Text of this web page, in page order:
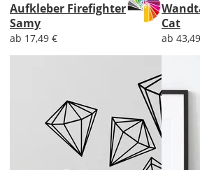
Aufkleber Firefighter
Samy
ab 17,49 €
Cat
ab